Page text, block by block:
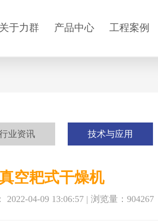
关于力群 产品中心 工程案例
业资讯 技术与应用
空耙式干燥机
04-09 13:06:57 | 浏览量： 904267